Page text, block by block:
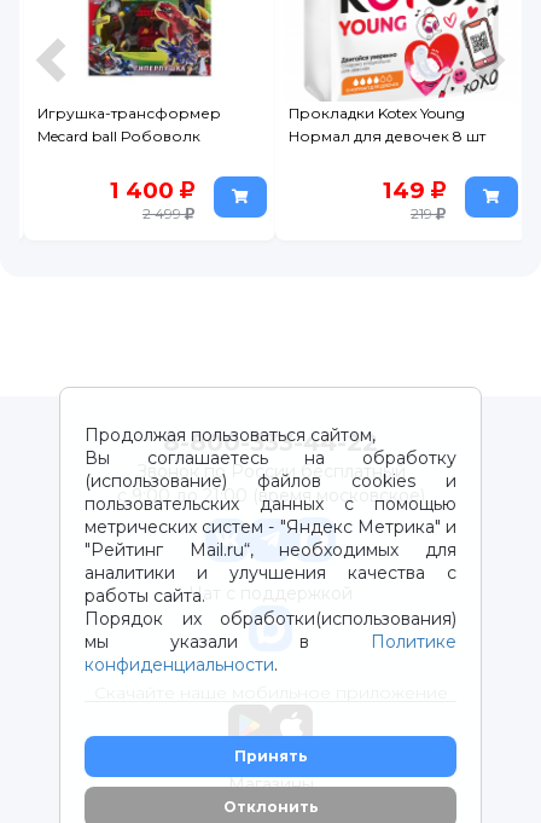
Игрушка-трансформер
Mecard ball Робоволк
1 400
2 499
Прокладки Kotex Young
Нормал для девочек 8 шт
149
219
Продолжая пользоваться сайтом,
Вы соглашаетесь на обработку
(использование) файлов cookies и
пользовательских данных с помощью
метрических систем - "Яндекс Метрика" и
"Рейтинг Mail.ru“, необходимых для
аналитики и улучшения качества с
работы сайта.
Порядок их обработки(использования)
мы указали в
Политике
конфиденциальности.
Принять
Отклонить
8-800-333-44-22
Звонок по России бесплатный
с 9:00 до 21:00 (время московское)
Чат с поддержкой
Магазины